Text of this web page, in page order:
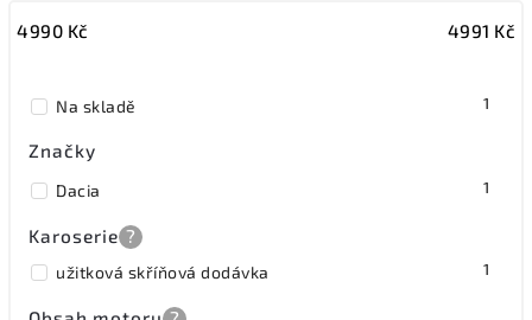
Nejdražší
4990 Kč 4991 Kč
Na skladě 1
Značky
Dacia 1
Karoserie ?
užitková skříňová dodávka 1